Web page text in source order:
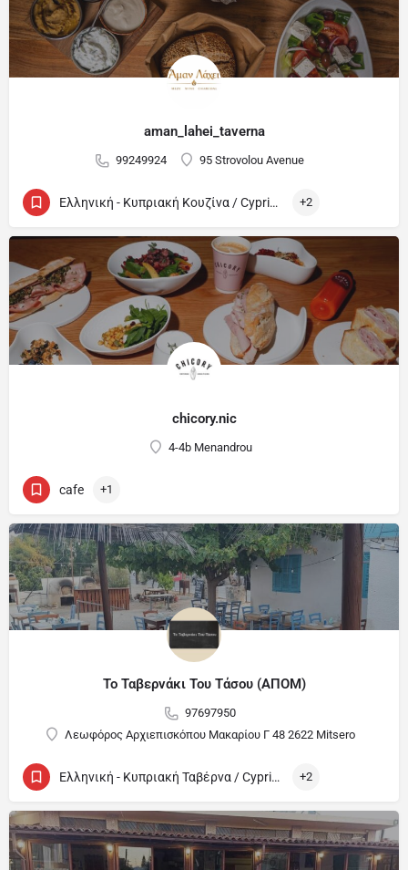
aman_lahei_taverna
99249924 95 Strovolou Avenue
Ελληνική - Κυπριακή Κουζίνα / Cypriot and Greek +2
chicory.nic
4-4b Menandrou
cafe +1
Το Ταβερνάκι Του Τάσου (ΑΠΟΜ)
97697950
Λεωφόρος Αρχιεπισκόπου Μακαρίου Γ 48 2622 Mitsero
Ελληνική - Κυπριακή Ταβέρνα / Cypriot and Greek Tavern +2